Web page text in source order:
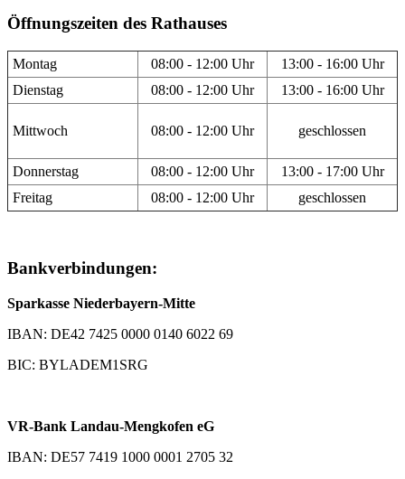
Öffnungszeiten des Rathauses
Montag 08:00 - 12:00 Uhr
13:00 - 16:00 Uhr
Dienstag
08:00 - 12:00 Uhr 13:00 - 16:00 Uhr
Mittwoch 08:00 - 12:00 Uhr geschlossen
Donnerstag 08:00 - 12:00 Uhr
13:00 - 17:00 Uhr
Freitag
08:00 - 12:00 Uhr geschlossen
Bankverbindungen:
Sparkasse Niederbayern-Mitte
IBAN: DE42 7425 0000 0140 6022 69
BIC: BYLADEM1SRG
VR-Bank Landau-Mengkofen eG
IBAN: DE57 7419 1000 0001 2705 32